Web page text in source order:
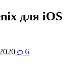
для iOS
6